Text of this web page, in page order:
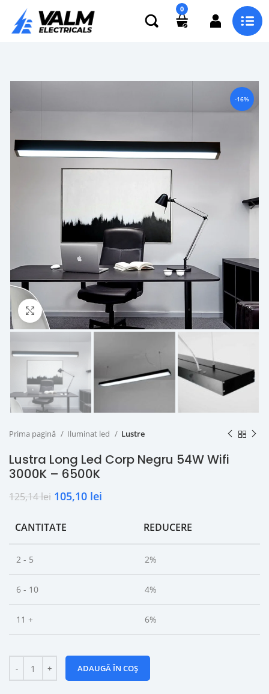
0
-16%
Click to enlarge
Prima pagină Iluminat led Lustre
Lustra Long Led Corp Negru 54W Wifi
3000K – 6500K
125,14lei 105,10 lei
CANTITATE REDUCERE
2 - 5 2%
6 - 10 4%
11 + 6%
ADAUGĂ ÎN COȘ